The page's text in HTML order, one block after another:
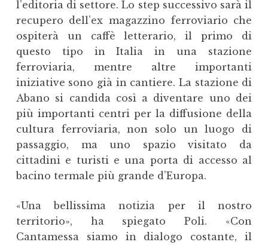
l’editoria di settore. Lo step successivo sarà il
recupero dell’ex magazzino ferroviario che
ospiterà un caffè letterario, il primo di
questo tipo in Italia in una stazione
ferroviaria, mentre altre importanti
iniziative sono già in cantiere. La stazione di
Abano si candida così a diventare uno dei
più importanti centri per la diffusione della
cultura ferroviaria, non solo un luogo di
passaggio, ma uno spazio visitato da
cittadini e turisti e una porta di accesso al
bacino termale più grande d’Europa.
«Una bellissima notizia per il nostro
territorio», ha spiegato Poli. «Con
Cantamessa siamo in dialogo costante, il